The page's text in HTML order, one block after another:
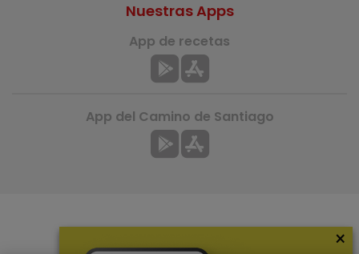
Nuestras Apps
App de recetas
App del Camino de Santiago
×